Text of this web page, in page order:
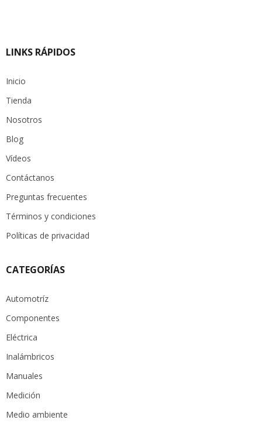
LINKS RÁPIDOS
Inicio
Tienda
Nosotros
Blog
Vídeos
Contáctanos
Preguntas frecuentes
Términos y condiciones
Políticas de privacidad
CATEGORÍAS
Automotríz
Componentes
Eléctrica
Inalámbricos
Manuales
Medición
Medio ambiente